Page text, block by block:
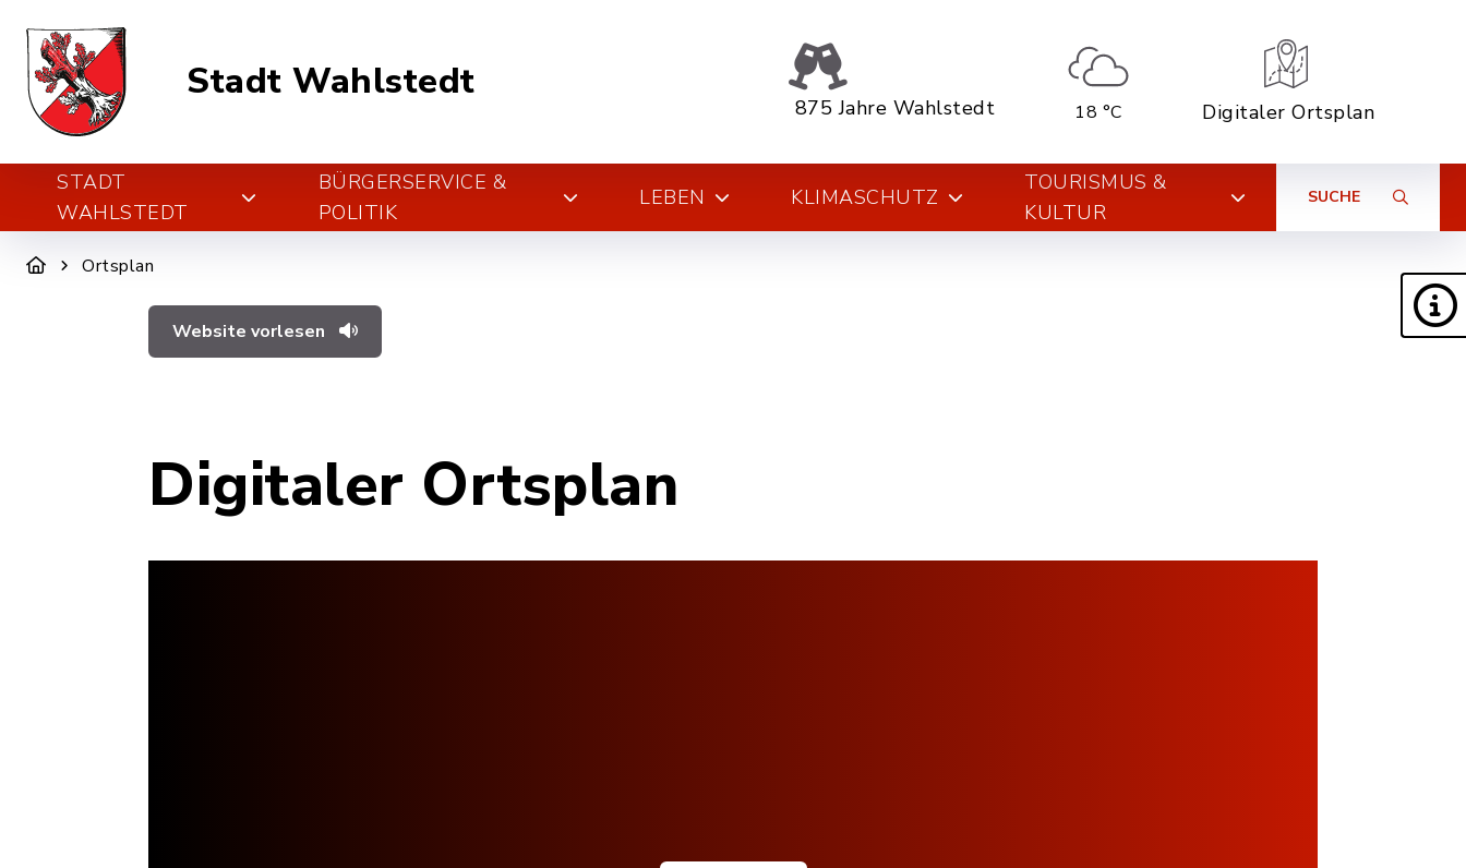
Stadt Wahlstedt
875 Jahre Wahlstedt 18 °C Digitaler Ortsplan
STADT
WAHLSTEDT
BÜRGERSERVICE &
POLITIK
LEBEN KLIMASCHUTZ
TOURISMUS &
KULTUR
SUCHE
Ortsplan
Website vorlesen
Digitaler Ortsplan